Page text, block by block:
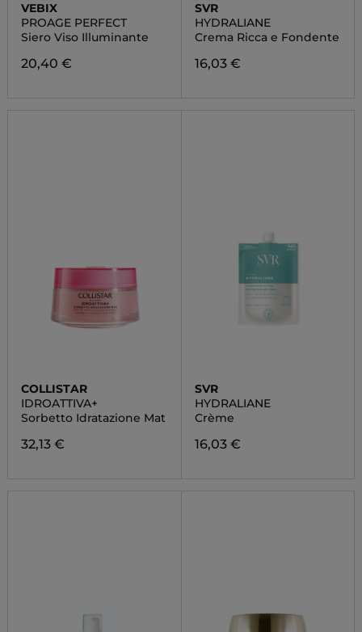
VEBIX
PROAGE PERFECT
Siero Viso Illuminante
20,40 €
SVR
HYDRALIANE
Crema Ricca e Fondente
16,03 €
COLLISTAR
IDROATTIVA+
Sorbetto Idratazione Mat
32,13 €
SVR
HYDRALIANE
Crème
16,03 €